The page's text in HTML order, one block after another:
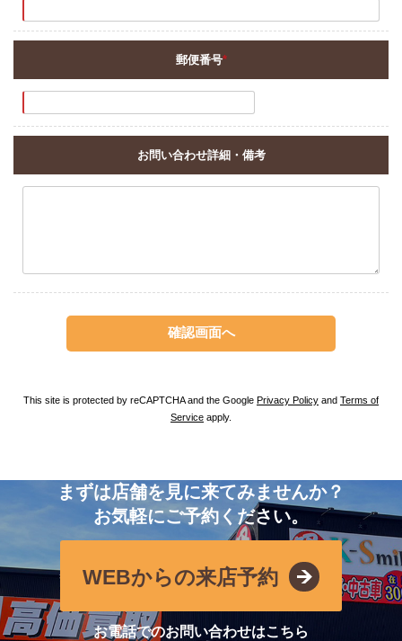
郵便番号*
お問い合わせ詳細・備考
This site is protected by reCAPTCHA and the Google Privacy Policy and Terms of
Service apply.
まずは店舗を見に来てみませんか？
お気軽にご予約ください。
WEBからの来店予約
お電話でのお問い合わせはこちら